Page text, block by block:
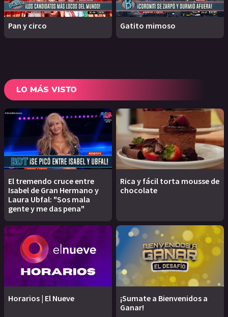
Pan y circo Gatito mimoso
LO MÁS VISTO
El tremendo cruce entre
Isabel de Gran Hermano y
Laura Ubfal: "Sos mala
gente y me das pena"
Rica y fácil torta mousse de
chocolate
Horarios | El Nueve
¡Sumate a Bienvenidos a
Ganar!